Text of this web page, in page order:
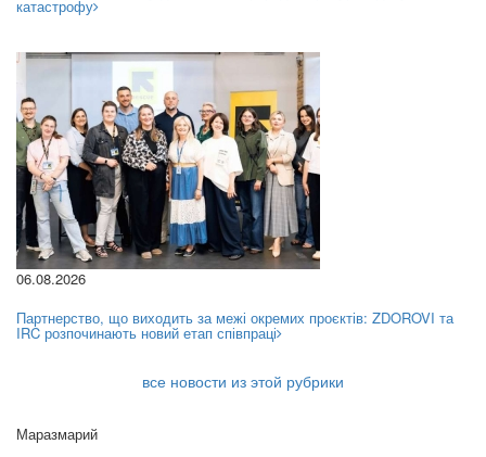
катастрофу
06.08.2026
Партнерство, що виходить за межі окремих проєктів: ZDOROVI та
IRC розпочинають новий етап співпраці
все новости из этой рубрики
Маразмарий